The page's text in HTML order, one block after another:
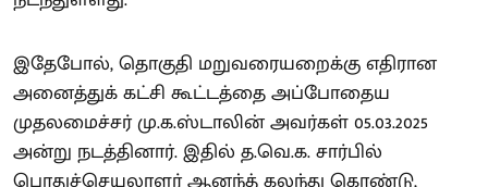
இதேபோல், தொகுதி மறுவரையறைக்கு எதிரான
அனைத்துக் கட்சி கூட்டத்தை அப்போதைய
முதலமைச்சர் மு.க.ஸ்டாலின் அவர்கள் 05.03.2025
அன்று நடத்தினார். இதில் த.வெ.க. சார்பில்